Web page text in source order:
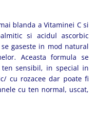
blanda a Vitaminei C si
si acidul ascorbic
gaseste in mod natural
Aceasta formula se
sensibil, in special in
cu rozacee dar poate fi
cu ten normal, uscat,